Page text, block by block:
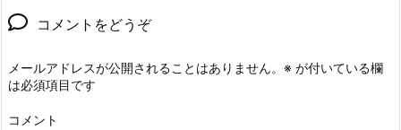
コメントをどうぞ
メールアドレスが公開されることはありません。 ※ が付いている欄
は必須項目です
コメント